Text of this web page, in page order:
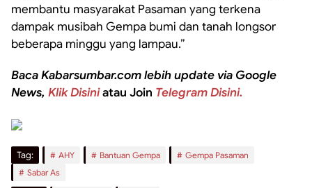
membantu masyarakat Pasaman yang terkena
dampak musibah Gempa bumi dan tanah longsor
beberapa minggu yang lampau.”
Baca Kabarsumbar.com lebih update via Google
News, Klik Disiniatau Join Telegram Disini.
Tag: AHY Bantuan Gempa
Gempa Pasaman
Sabar As